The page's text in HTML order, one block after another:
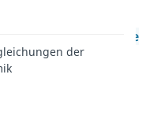
jetzt nicht mehr ganz
freie Enthalpie
war, dann schau dir
der